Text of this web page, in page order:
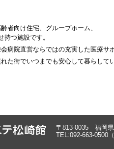
者向け住宅、グループホーム、
つ施設です。
病院直営ならではの充実した医療サ
た街でいつまでも安心して暮らして
〒813-0035 福岡
TEL:092-663-0500